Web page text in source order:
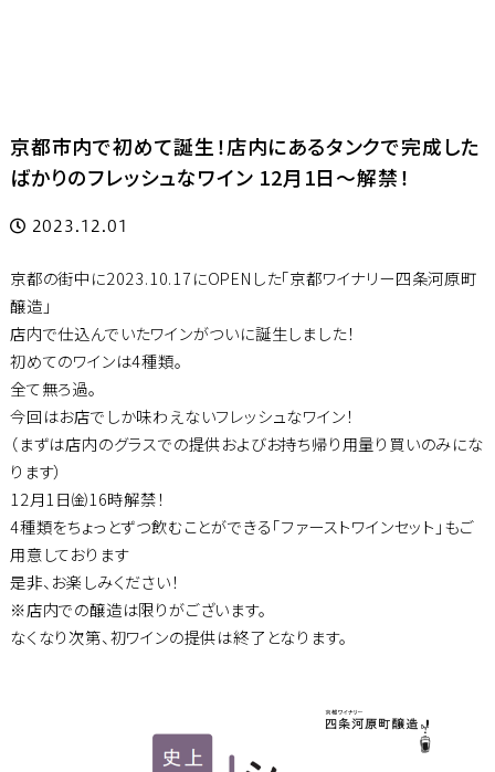
京都市内で初めて誕生！店内にあるタンクで完成した
ばかりのフレッシュなワイン 12月1日～解禁！
2023.12.01
京都の街中に2023.10.17にOPENした「京都ワイナリー四条河原町
醸造」
店内で仕込んでいたワインがついに誕生しました！
初めてのワインは4種類。
全て無ろ過。
今回はお店でしか味わえないフレッシュなワイン！
（まずは店内のグラスでの提供およびお持ち帰り用量り買いのみにな
ります）
12月1日㈮16時解禁！
4種類をちょっとずつ飲むことができる「ファーストワインセット」もご
用意しております
是非、お楽しみください！
※店内での醸造は限りがございます。
なくなり次第、初ワインの提供は終了となります。